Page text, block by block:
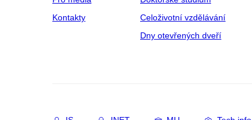
Kontakty
Celoživotní vzdělávání
Dny otevřených dveří